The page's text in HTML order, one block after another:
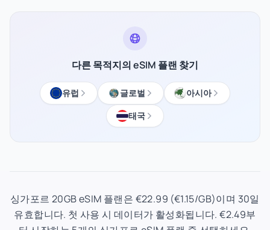
다른 목적지의 eSIM 플랜 찾기
유럽 글로벌
아시아
태국
싱가포르 20GB eSIM 플랜은 €22.99 (€1.15/GB)이며 30일
유효합니다. 첫 사용 시 데이터가 활성화됩니다. €2.49부